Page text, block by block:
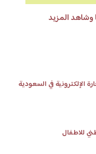
المزيد
الإلكترونية في السعودية
للاطفال